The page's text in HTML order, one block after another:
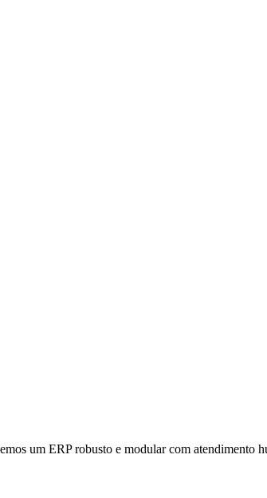
um ERP robusto e modular com atendimento